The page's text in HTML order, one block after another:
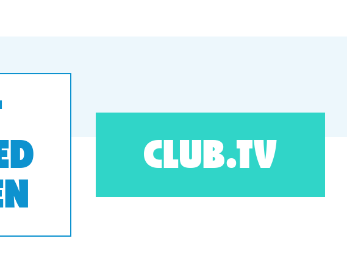
CLUB.TV